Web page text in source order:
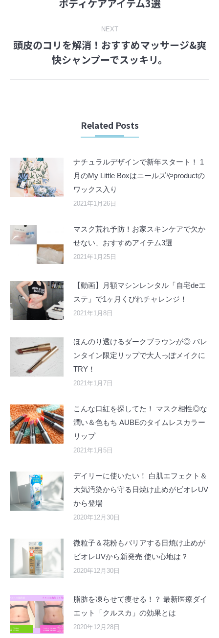
post:
ボディケアアイテム3選
NEXT
Next
post:
頭皮のコリを解消！おすすめマッサージ&爽
快シャンプーでスッキリ。
Related Posts
ナチュラルデザインで新年スタート！ 1
月のMy Little Boxはニールズやproductの
ワックス入り
2021年1月26日
マスク荒れ予防！お家スキンケアで欠か
せない、おすすめアイテム3選
2021年1月25日
【動画】月額マシンレンタル「自宅deエ
ステ」で1ヶ月くびれチャレンジ！
2021年1月8日
ほんのり透けるダークブラウンが◎ バレ
ンタイン限定リップで大人っぽメイクに
TRY！
2021年1月7日
こんな口紅を探してた！ マスク相性◎な
潤い＆色もち AUBEのタイムレスカラー
リップ
2021年1月5日
デイリーに使いたい！ 白肌エフェクト＆
大気汚染から守る日焼け止めがビオレUV
から登場
2020年12月30日
微粒子＆花粉もバリアする日焼け止めが
ビオレUVから新発売 使い心地は？
2020年12月30日
脂肪を凍らせて痩せる！？ 最新医療ダイ
エット「クルスカ」の効果とは
2020年12月28日